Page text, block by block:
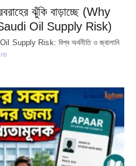
ঝুঁকি বাড়াচ্ছে (Why
Oil Supply Risk)
Risk: বিশ্ব অর্থনীতি ও জ্বালানি